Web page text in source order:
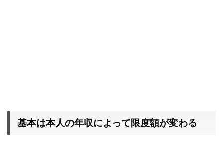
基本は本人の年収によって限度額が変わる